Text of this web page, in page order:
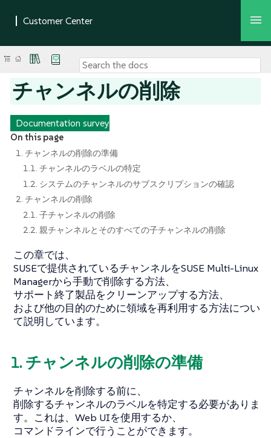
チャンネルの削除
Documentation survey
On this page
1. チャンネルの削除の準備
1.1. チャンネルのラベルの特定
1.2. システムのチャンネルのサブスクリプションの確認
2. チャンネルの削除
2.1. 子チャンネルの削除
2.2. 親チャンネルとそのすべての子チャンネルの削除
この章では、
SUSEで提供されているチャンネルをSUSE Multi-Linux
Managerから手動で削除する方法、
サポート終了製品をクリーンアップする方法、
および他の目的のために領域を再利用する方法につい
て説明しています。
1. チャンネルの削除の準備
チャンネルを削除する前に、
削除するチャンネルのラベルを特定する必要がありま
す。これは、Web UIを使用するか、
コマンドラインで行うことができます。